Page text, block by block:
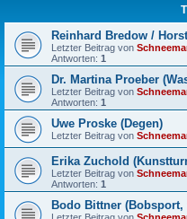
Reinhard Bredow /
Letzter Beitrag von
Antworten: 1
Dr. Martina Proeber
Letzter Beitrag von
Antworten: 1
Uwe Proske (Degen)
Letzter Beitrag von
Erika Zuchold
Letzter Beitrag von
Antworten: 1
Bodo Bittner (Bobsport,